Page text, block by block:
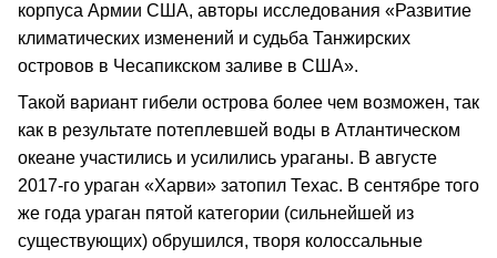
корпуса Армии США, авторы исследования «Развитие
климатических изменений и судьба Танжирских
островов в Чесапикском заливе в США».
Такой вариант гибели острова более чем возможен, так
как в результате потеплевшей воды в Атлантическом
океане участились и усилились ураганы. В августе
2017-го ураган «Харви» затопил Техас. В сентябре того
же года ураган пятой категории (сильнейшей из
существующих) обрушился, творя колоссальные